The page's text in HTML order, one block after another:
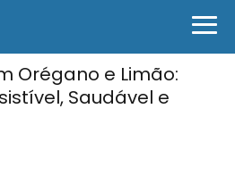
Orégano e Limão:
Saudável e